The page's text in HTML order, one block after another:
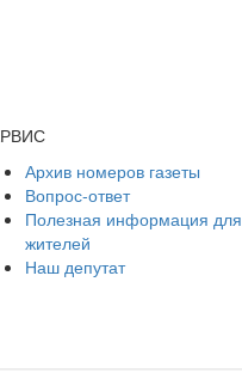
Архив номеров газеты
Вопрос-ответ
Полезная информация для
жителей
Наш депутат